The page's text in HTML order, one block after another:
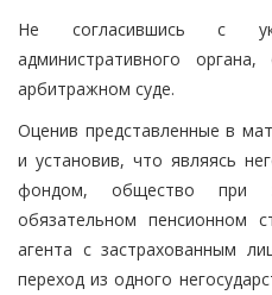
Не согласившись с
административного
арбитражном суде.
Оценив представленные в
и установив, что являясь
фондом, общество при
обязательном пенсионном
агента с застрахованным
переход из одного